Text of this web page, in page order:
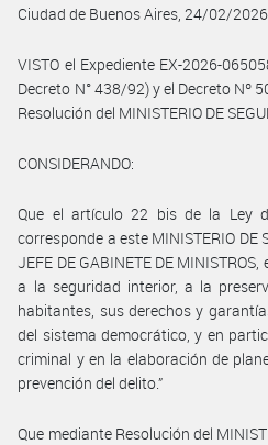
Ciudad de Buenos Aires, 24/02/2026
VISTO el Expediente EX-2026-
Decreto N° 438/92) y el Decreto Nº
Resolución del MINISTERIO DE
CONSIDERANDO:
Que el artículo 22 bis de la Ley
corresponde a este MINISTERIO DE
JEFE DE GABINETE DE
a la seguridad interior, a la
habitantes, sus derechos y
del sistema democrático, y en
criminal y en la elaboración de
prevención del delito.”
Que mediante Resolución del